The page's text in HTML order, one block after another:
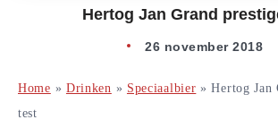
Hertog Jan Grand
26 november 2018
Home » Drinken » Speciaalbier »Hertog Jan
test